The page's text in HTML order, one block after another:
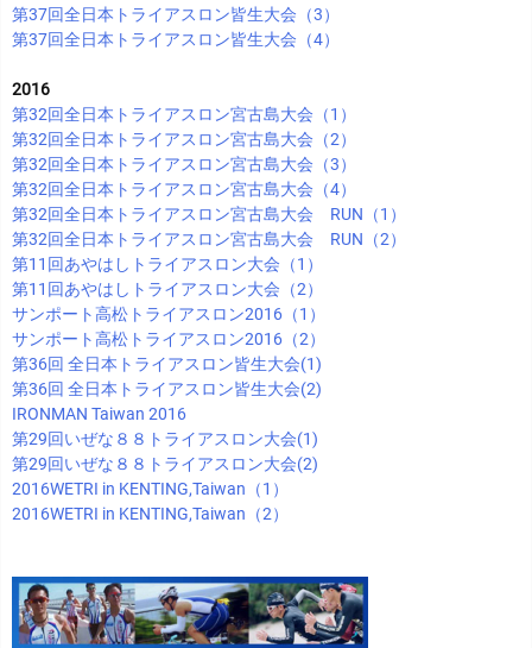
第37回全日本トライアスロン皆生大会（3）
第37回全日本トライアスロン皆生大会（4）
2016
第32回全日本トライアスロン宮古島大会（1）
第32回全日本トライアスロン宮古島大会（2）
第32回全日本トライアスロン宮古島大会（3）
第32回全日本トライアスロン宮古島大会（4）
第32回全日本トライアスロン宮古島大会 RUN（1）
第32回全日本トライアスロン宮古島大会 RUN（2）
第11回あやはしトライアスロン大会（1）
第11回あやはしトライアスロン大会（2）
サンポート高松トライアスロン2016（1）
サンポート高松トライアスロン2016（2）
第36回 全日本トライアスロン皆生大会(1)
第36回 全日本トライアスロン皆生大会(2)
IRONMAN Taiwan 2016
第29回いぜな８８トライアスロン大会(1)
第29回いぜな８８トライアスロン大会(2)
2016WETRI in KENTING,Taiwan（1）
2016WETRI in KENTING,Taiwan（2）